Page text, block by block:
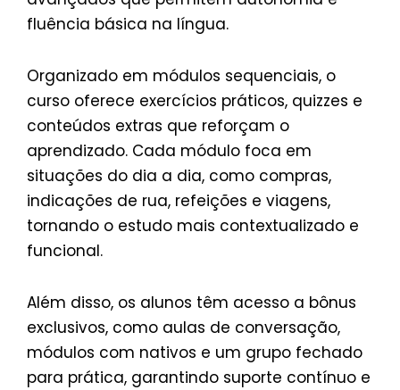
fluência básica na língua.
Organizado em módulos sequenciais, o
curso oferece exercícios práticos, quizzes e
conteúdos extras que reforçam o
aprendizado. Cada módulo foca em
situações do dia a dia, como compras,
indicações de rua, refeições e viagens,
tornando o estudo mais contextualizado e
funcional.
Além disso, os alunos têm acesso a bônus
exclusivos, como aulas de conversação,
módulos com nativos e um grupo fechado
para prática, garantindo suporte contínuo e